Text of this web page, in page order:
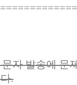
자 발송에 문
.